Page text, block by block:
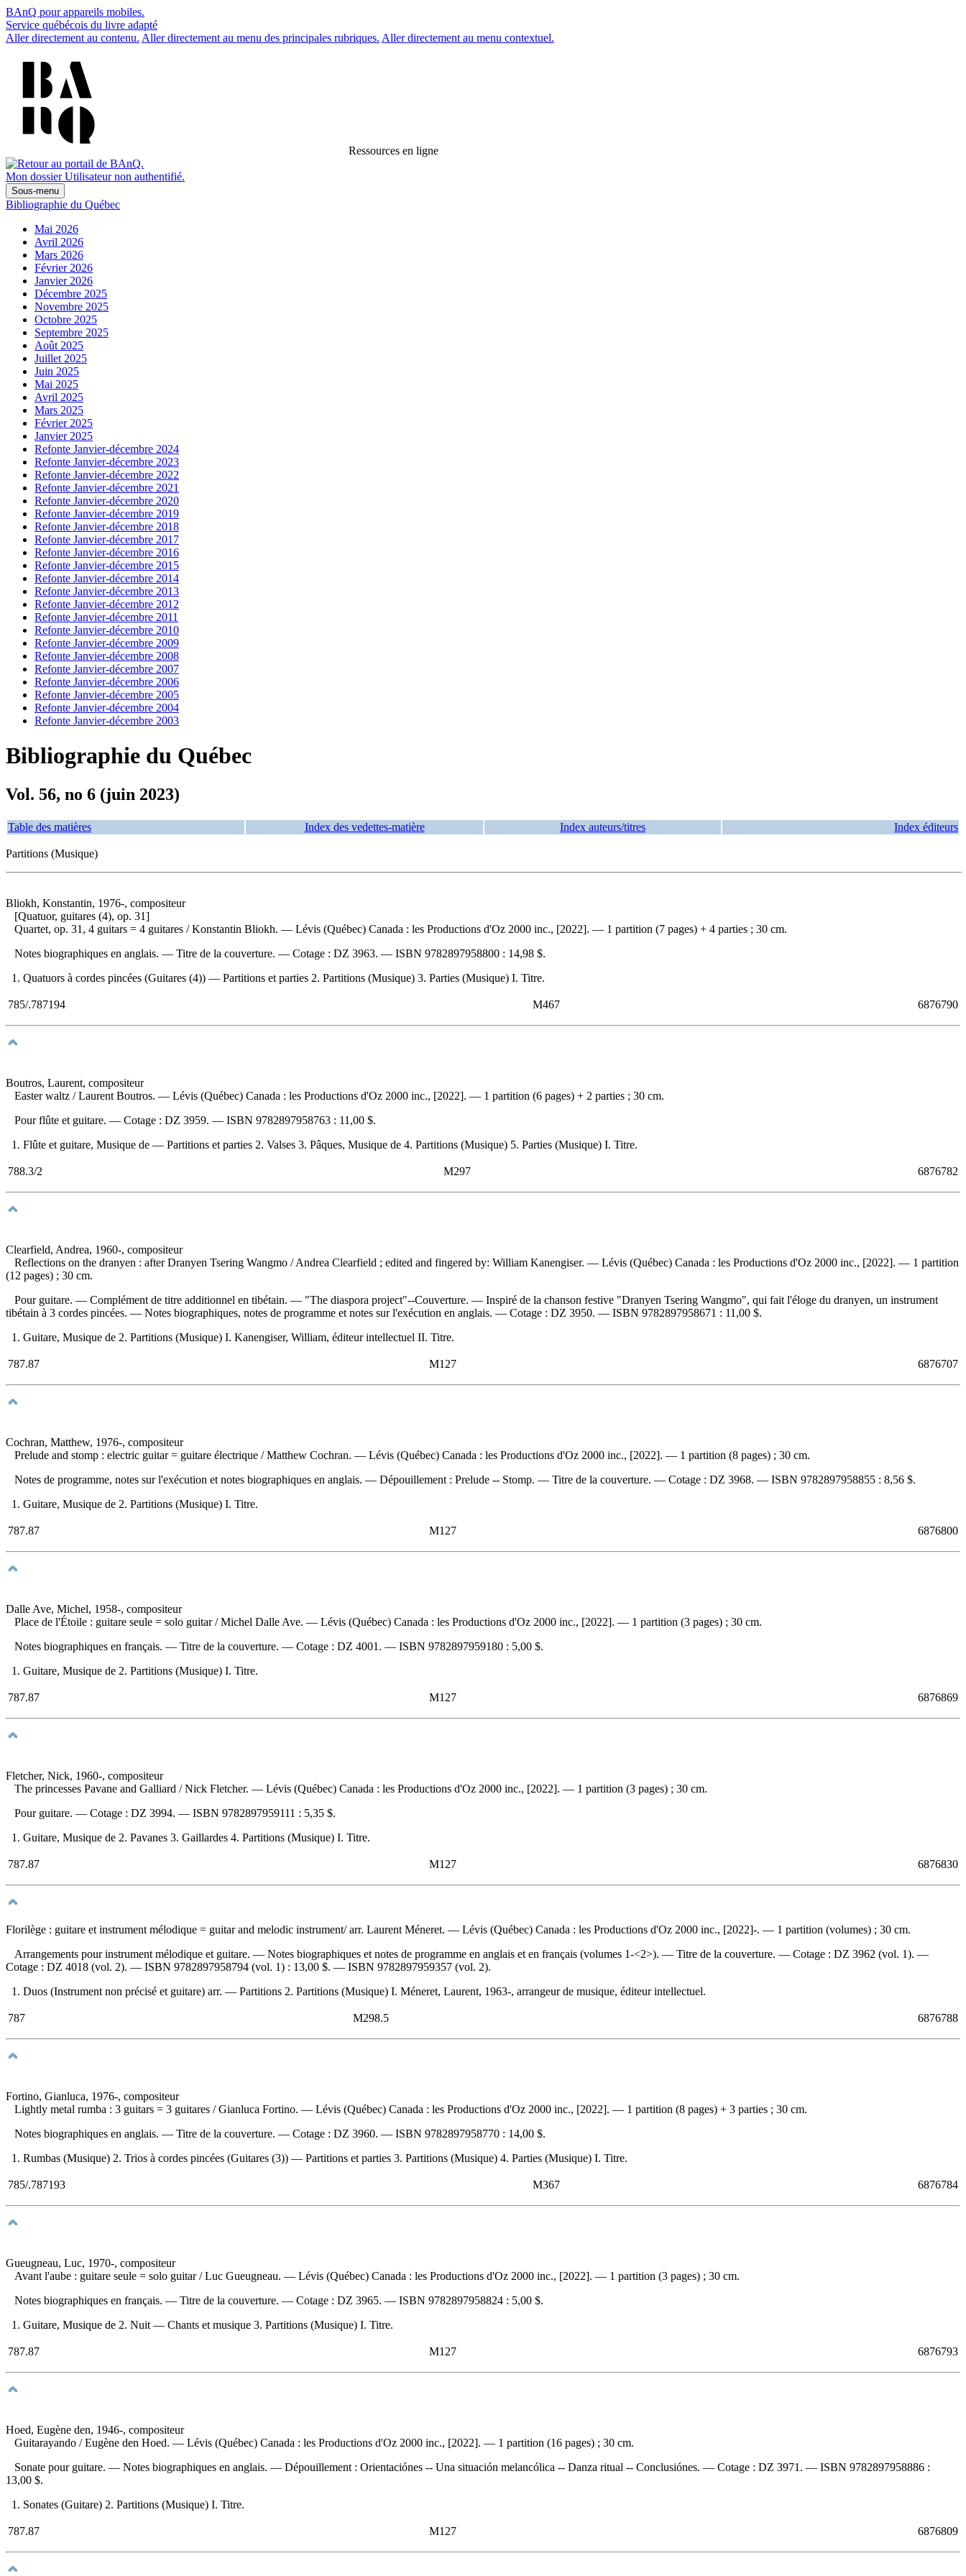
BAnQ pour appareils mobiles.
Service québécois du livre adapté
Aller directement au contenu. Aller directement au menu des principales rubriques. Aller directement au menu contextuel.
Ressources en ligne
Mon dossier Utilisateur non authentifié.
Sous-menu
Bibliographie du Québec
Mai 2026
Avril 2026
Mars 2026
Février 2026
Janvier 2026
Décembre 2025
Novembre 2025
Octobre 2025
Septembre 2025
Août 2025
Juillet 2025
Juin 2025
Mai 2025
Avril 2025
Mars 2025
Février 2025
Janvier 2025
Refonte Janvier-décembre 2024
Refonte Janvier-décembre 2023
Refonte Janvier-décembre 2022
Refonte Janvier-décembre 2021
Refonte Janvier-décembre 2020
Refonte Janvier-décembre 2019
Refonte Janvier-décembre 2018
Refonte Janvier-décembre 2017
Refonte Janvier-décembre 2016
Refonte Janvier-décembre 2015
Refonte Janvier-décembre 2014
Refonte Janvier-décembre 2013
Refonte Janvier-décembre 2012
Refonte Janvier-décembre 2011
Refonte Janvier-décembre 2010
Refonte Janvier-décembre 2009
Refonte Janvier-décembre 2008
Refonte Janvier-décembre 2007
Refonte Janvier-décembre 2006
Refonte Janvier-décembre 2005
Refonte Janvier-décembre 2004
Refonte Janvier-décembre 2003
Bibliographie du Québec
Vol. 56, no 6 (juin 2023)
Table des matières Index des vedettes-matière Index auteurs/titres Index éditeurs
Partitions (Musique)
Bliokh, Konstantin, 1976-, compositeur
[Quatuor, guitares (4), op. 31]
Quartet, op. 31, 4 guitars = 4 guitares / Konstantin Bliokh. — Lévis (Québec) Canada : les Productions d'Oz 2000 inc., [2022]. — 1 partition (7 pages) + 4 parties ; 30 cm.
Notes biographiques en anglais. — Titre de la couverture. — Cotage : DZ 3963. — ISBN 9782897958800 : 14,98 $.
1. Quatuors à cordes pincées (Guitares (4)) — Partitions et parties 2. Partitions (Musique) 3. Parties (Musique) I. Titre.
785/.787194 M467 6876790
Boutros, Laurent, compositeur
Easter waltz / Laurent Boutros. — Lévis (Québec) Canada : les Productions d'Oz 2000 inc., [2022]. — 1 partition (6 pages) + 2 parties ; 30 cm.
Pour flûte et guitare. — Cotage : DZ 3959. — ISBN 9782897958763 : 11,00 $.
1. Flûte et guitare, Musique de — Partitions et parties 2. Valses 3. Pâques, Musique de 4. Partitions (Musique) 5. Parties (Musique) I. Titre.
788.3/2 M297 6876782
Clearfield, Andrea, 1960-, compositeur
Reflections on the dranyen : after Dranyen Tsering Wangmo / Andrea Clearfield ; edited and fingered by: William Kanengiser. — Lévis (Québec) Canada : les Productions d'Oz 2000 inc., [2022]. — 1 partition
(12 pages) ; 30 cm.
Pour guitare. — Complément de titre additionnel en tibétain. — "The diaspora project"--Couverture. — Inspiré de la chanson festive "Dranyen Tsering Wangmo", qui fait l'éloge du dranyen, un instrument
tibétain à 3 cordes pincées. — Notes biographiques, notes de programme et notes sur l'exécution en anglais. — Cotage : DZ 3950. — ISBN 9782897958671 : 11,00 $.
1. Guitare, Musique de 2. Partitions (Musique) I. Kanengiser, William, éditeur intellectuel II. Titre.
787.87 M127 6876707
Cochran, Matthew, 1976-, compositeur
Prelude and stomp : electric guitar= guitare électrique / Matthew Cochran. — Lévis (Québec) Canada : les Productions d'Oz 2000 inc., [2022]. — 1 partition (8 pages) ; 30 cm.
Notes de programme, notes sur l'exécution et notes biographiques en anglais. — Dépouillement : Prelude -- Stomp. — Titre de la couverture. — Cotage : DZ 3968. — ISBN 9782897958855 : 8,56 $.
1. Guitare, Musique de 2. Partitions (Musique) I. Titre.
787.87 M127 6876800
Dalle Ave, Michel, 1958-, compositeur
Place de l'Étoile : guitare seule = solo guitar / Michel Dalle Ave. — Lévis (Québec) Canada : les Productions d'Oz 2000 inc., [2022]. — 1 partition (3 pages) ; 30 cm.
Notes biographiques en français. — Titre de la couverture. — Cotage : DZ 4001. — ISBN 9782897959180 : 5,00 $.
1. Guitare, Musique de 2. Partitions (Musique) I. Titre.
787.87 M127 6876869
Fletcher, Nick, 1960-, compositeur
The princesses Pavane and Galliard / Nick Fletcher. — Lévis (Québec) Canada : les Productions d'Oz 2000 inc., [2022]. — 1 partition (3 pages) ; 30 cm.
Pour guitare. — Cotage : DZ 3994. — ISBN 9782897959111 : 5,35 $.
1. Guitare, Musique de 2. Pavanes 3. Gaillardes 4. Partitions (Musique) I. Titre.
787.87 M127 6876830
Florilège : guitare et instrument mélodique = guitar and melodic instrument/ arr. Laurent Méneret. — Lévis (Québec) Canada : les Productions d'Oz 2000 inc., [2022]-. — 1 partition (volumes) ; 30 cm.
Arrangements pour instrument mélodique et guitare. — Notes biographiques et notes de programme en anglais et en français (volumes 1-<2>). — Titre de la couverture. — Cotage : DZ 3962 (vol. 1). —
Cotage : DZ 4018 (vol. 2). — ISBN 9782897958794 (vol. 1) : 13,00 $. — ISBN 9782897959357 (vol. 2).
1. Duos (Instrument non précisé et guitare) arr. — Partitions 2. Partitions (Musique) I. Méneret, Laurent, 1963-, arrangeur de musique, éditeur intellectuel.
787 M298.5 6876788
Fortino, Gianluca, 1976-, compositeur
Lightly metal rumba : 3 guitars = 3 guitares / Gianluca Fortino. — Lévis (Québec) Canada : les Productions d'Oz 2000 inc., [2022]. — 1 partition (8 pages) + 3 parties ; 30 cm.
Notes biographiques en anglais. — Titre de la couverture. — Cotage : DZ 3960. — ISBN 9782897958770 : 14,00 $.
1. Rumbas (Musique) 2. Trios à cordes pincées (Guitares (3)) — Partitions et parties 3. Partitions (Musique) 4. Parties (Musique) I. Titre.
785/.787193 M367 6876784
Gueugneau, Luc, 1970-, compositeur
Avant l'aube : guitare seule = solo guitar / Luc Gueugneau. — Lévis (Québec) Canada : les Productions d'Oz 2000 inc., [2022]. — 1 partition (3 pages) ; 30 cm.
Notes biographiques en français. — Titre de la couverture. — Cotage : DZ 3965. — ISBN 9782897958824 : 5,00 $.
1. Guitare, Musique de 2. Nuit — Chants et musique 3. Partitions (Musique) I. Titre.
787.87 M127 6876793
Hoed, Eugène den, 1946-, compositeur
Guitarayando / Eugène den Hoed. — Lévis (Québec) Canada : les Productions d'Oz 2000 inc., [2022]. — 1 partition (16 pages) ; 30 cm.
Sonate pour guitare. — Notes biographiques en anglais. — Dépouillement : Orientaciónes -- Una situación melancólica -- Danza ritual -- Conclusiónes. — Cotage : DZ 3971. — ISBN 9782897958886 :
13,00 $.
1. Sonates (Guitare) 2. Partitions (Musique) I. Titre.
787.87 M127 6876809